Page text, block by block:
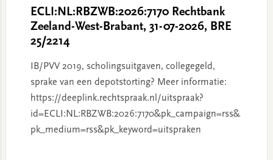
ECLI:NL:RBZWB:2026:7170 Rechtbank
Zeeland-West-Brabant, 31-07-2026, BRE
25/2214
IB/PVV 2019, scholingsuitgaven, collegegeld,
sprake van een depotstorting? Meer informatie:
https://deeplink.rechtspraak.nl/uitspraak?
id=ECLI:NL:RBZWB:2026:7170&pk_campaign=rss&
pk_medium=rss&pk_keyword=uitspraken